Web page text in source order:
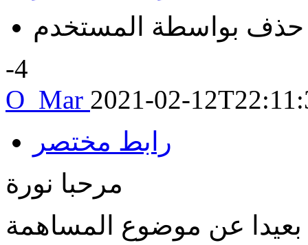
حذف بواسطة المستخدم
-4
O_Mar 2021-02-
رابط مختصر
مرحبا نورة
بعيدا عن موضوع المساهمة